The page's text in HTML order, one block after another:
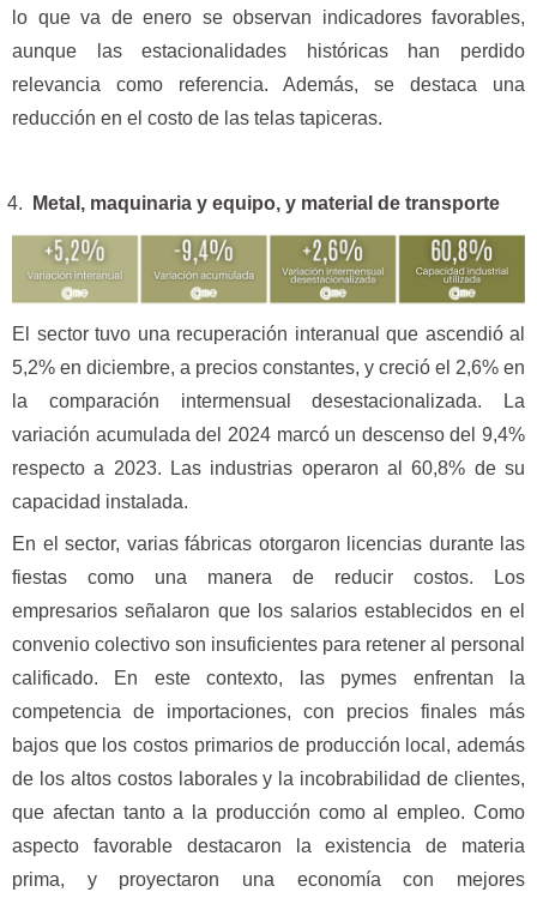
lo que va de enero se observan indicadores favorables,
aunque las estacionalidades históricas han perdido
relevancia como referencia. Además, se destaca una
reducción en el costo de las telas tapiceras.
Metal, maquinaria y equipo, y material de transporte
El sector tuvo una recuperación interanual que ascendió al
5,2% en diciembre, a precios constantes, y creció el 2,6% en
la comparación intermensual desestacionalizada. La
variación acumulada del 2024 marcó un descenso del 9,4%
respecto a 2023. Las industrias operaron al 60,8% de su
capacidad instalada.
En el sector, varias fábricas otorgaron licencias durante las
fiestas como una manera de reducir costos. Los
empresarios señalaron que los salarios establecidos en el
convenio colectivo son insuficientes para retener al personal
calificado. En este contexto, las pymes enfrentan la
competencia de importaciones, con precios finales más
bajos que los costos primarios de producción local, además
de los altos costos laborales y la incobrabilidad de clientes,
que afectan tanto a la producción como al empleo. Como
aspecto favorable destacaron la existencia de materia
prima, y proyectaron una economía con mejores